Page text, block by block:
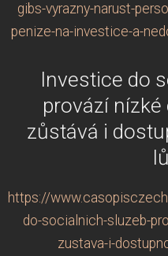
gibs-vyrazny-narust-
penize-na-investice-a-
Investice do
provází
zůstává i
https://
do-socialnich-sluzeb-
zustava-i-